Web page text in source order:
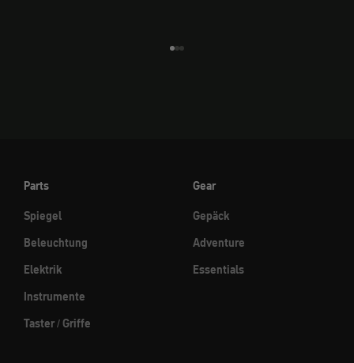
Gehe zu Element 1
Gehe zu Element 2
Gehe zu Element 3
Parts
Spiegel
Beleuchtung
Elektrik
Instrumente
Taster / Griffe
Gear
Gepäck
Adventure
Essentials